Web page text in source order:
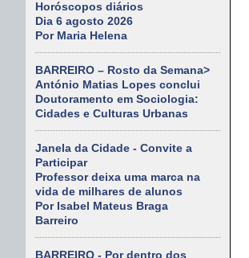
Horóscopos diários
Dia 6 agosto 2026
Por Maria Helena
BARREIRO – Rosto da Semana>
António Matias Lopes conclui
Doutoramento em Sociologia:
Cidades e Culturas Urbanas
Janela da Cidade - Convite a
Participar
Professor deixa uma marca na
vida de milhares de alunos
Por Isabel Mateus Braga
Barreiro
BARREIRO - Por dentro dos